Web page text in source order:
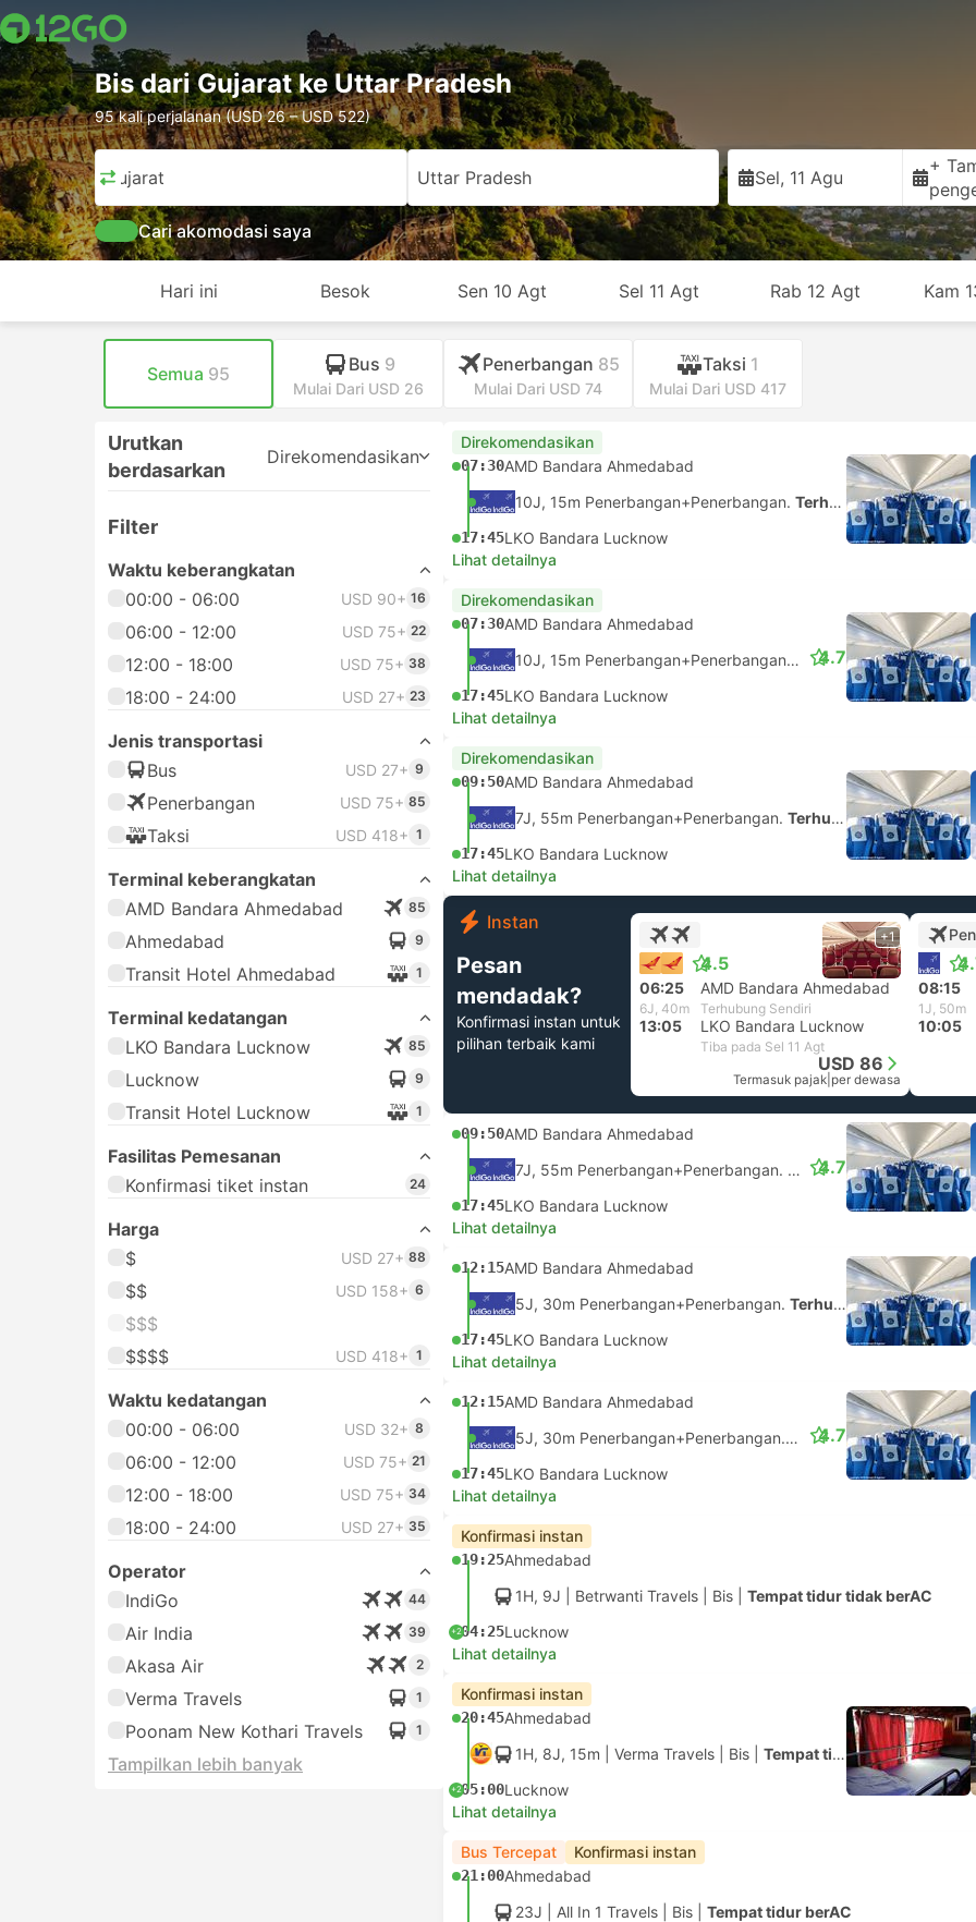
Bis dari Gujarat ke Uttar Pradesh
95 kali perjalanan (USD 26 – USD 522)
Gujarat Uttar Pradesh Sel, 11 Agu
+
Cari akomodasi saya
Hari ini Besok Sen 10 Agt Sel 11 Agt Rab 12 Agt Kam
Semua 95 Bus 9
Mulai Dari USD 26
Penerbangan 85
Mulai Dari USD 74
Taksi 1
Mulai Dari USD 417
Urutkan
berdasarkan
Direkomendasikan
Filter
Waktu keberangkatan
00:00 - 06:00
USD 90+ 16
06:00 - 12:00 USD 75+ 22
12:00 - 18:00 USD 75+ 38
18:00 - 24:00 USD 27+ 23
Jenis transportasi
Bus
USD 27+ 9
Penerbangan USD 75+ 85
Taksi USD 418+ 1
Terminal keberangkatan
AMD Bandara Ahmedabad
85
Ahmedabad 9
Transit Hotel Ahmedabad 1
Terminal kedatangan
LKO Bandara Lucknow
85
Lucknow 9
Transit Hotel Lucknow 1
Fasilitas Pemesanan
Konfirmasi tiket instan
24
Harga
$
USD 27+ 88
$$ USD 158+ 6
$$$
$$$$
USD 418+ 1
Waktu kedatangan
00:00 - 06:00
USD 32+ 8
06:00 - 12:00 USD 75+ 21
12:00 - 18:00 USD 75+ 34
18:00 - 24:00 USD 27+ 35
Operator
IndiGo
44
Air India 39
Akasa Air 2
Verma Travels 1
Poonam New Kothari Travels 1
Tampilkan lebih banyak
Direkomendasikan
07:30AMD Bandara Ahmedabad
10J, 15m Penerbangan+Penerbangan. Terhubung Sendiri
17:45LKO Bandara Lucknow
Lihat detailnya
Direkomendasikan
07:30AMD Bandara Ahmedabad
10J, 15m Penerbangan+Penerbangan.Terhubung Sendiri
17:45LKO Bandara Lucknow
4.7
Lihat detailnya
Direkomendasikan
09:50AMD Bandara Ahmedabad
7J, 55m Penerbangan+Penerbangan. Terhubung Sendiri
17:45LKO Bandara Lucknow
Lihat detailnya
Instan
Pesan
mendadak?
Konfirmasi instan untuk
pilihan terbaik kami
4.5
+1
06:25 AMD Bandara Ahmedabad
6J, 40m Terhubung Sendiri
13:05 LKO Bandara Lucknow
Tiba pada Sel 11 Agt
USD 86
Termasuk pajak per dewasa
08:15
1J, 50m
10:05
09:50AMD Bandara Ahmedabad
7J, 55m Penerbangan+Penerbangan.
Terhubung Sendiri
17:45LKO Bandara Lucknow
4.7
Lihat detailnya
12:15AMD Bandara Ahmedabad
5J, 30m Penerbangan+Penerbangan. Terhubung Sendiri
17:45LKO Bandara Lucknow
Lihat detailnya
12:15AMD Bandara Ahmedabad
5J, 30m Penerbangan+Penerbangan.Terhubung Sendiri
17:45LKO Bandara Lucknow
4.7
Lihat detailnya
Konfirmasi instan
19:25Ahmedabad
1H, 9J | Betrwanti Travels Bis Tempat tidur tidak berAC
+204:25Lucknow
Lihat detailnya
Konfirmasi instan
20:45Ahmedabad
1H, 8J, 15m | Verma Travels Bis Tempat tidur berAC
+205:00Lucknow
Lihat detailnya
Bus Tercepat Konfirmasi instan
21:00Ahmedabad
23J | All In 1 Travels Bis Tempat tidur berAC